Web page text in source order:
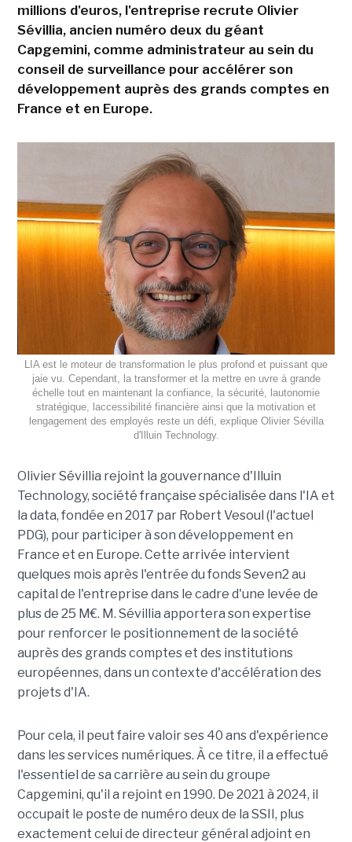
millions d'euros, l'entreprise recrute Olivier
Sévillia, ancien numéro deux du géant
Capgemini, comme administrateur au sein du
conseil de surveillance pour accélérer son
développement auprès des grands comptes en
France et en Europe.
LIA est le moteur de transformation le plus profond et puissant que
jaie vu. Cependant, la transformer et la mettre en uvre à grande
échelle tout en maintenant la confiance, la sécurité, lautonomie
stratégique, laccessibilité financière ainsi que la motivation et
lengagement des employés reste un défi, explique Olivier Sévilla
d'Illuin Technology.
Olivier Sévillia rejoint la gouvernance d'Illuin
Technology, société française spécialisée dans l'IA et
la data, fondée en 2017 par Robert Vesoul (l'actuel
PDG), pour participer à son développement en
France et en Europe. Cette arrivée intervient
quelques mois après l'entrée du fonds Seven2 au
capital de l'entreprise dans le cadre d'une levée de
plus de 25 M€. M. Sévillia apportera son expertise
pour renforcer le positionnement de la société
auprès des grands comptes et des institutions
européennes, dans un contexte d'accélération des
projets d'IA.
Pour cela, il peut faire valoir ses 40 ans d'expérience
dans les services numériques. À ce titre, il a effectué
l'essentiel de sa carrière au sein du groupe
Capgemini, qu'il a rejoint en 1990. De 2021 à 2024, il
occupait le poste de numéro deux de la SSII, plus
exactement celui de directeur général adjoint en